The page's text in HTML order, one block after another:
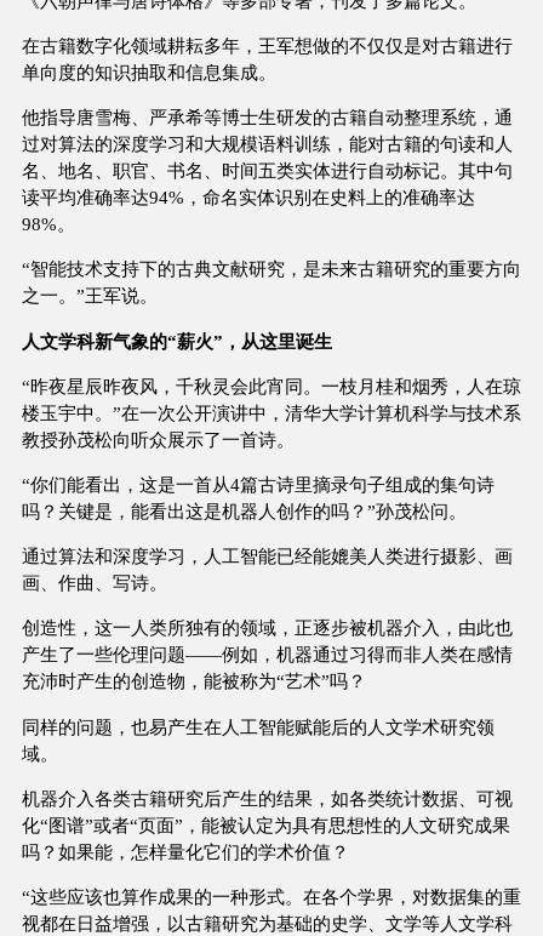
在古籍数字化领域耕耘多年，王军想做的不仅仅是对古籍进行
单向度的知识抽取和信息集成。
他指导唐雪梅、严承希等博士生研发的古籍自动整理系统，通
过对算法的深度学习和大规模语料训练，能对古籍的句读和人
名、地名、职官、书名、时间五类实体进行自动标记。其中句
读平均准确率达94%，命名实体识别在史料上的准确率达
98%。
“智能技术支持下的古典文献研究，是未来古籍研究的重要方向
之一。”王军说。
人文学科新气象的“薪火”，从这里诞生
“昨夜星辰昨夜风，千秋灵会此宵同。一枝月桂和烟秀，人在琼
楼玉宇中。”在一次公开演讲中，清华大学计算机科学与技术系
教授孙茂松向听众展示了一首诗。
“你们能看出，这是一首从4篇古诗里摘录句子组成的集句诗
吗？关键是，能看出这是机器人创作的吗？”孙茂松问。
通过算法和深度学习，人工智能已经能媲美人类进行摄影、画
画、作曲、写诗。
创造性，这一人类所独有的领域，正逐步被机器介入，由此也
产生了一些伦理问题——例如，机器通过习得而非人类在感情
充沛时产生的创造物，能被称为“艺术”吗？
同样的问题，也易产生在人工智能赋能后的人文学术研究领
域。
机器介入各类古籍研究后产生的结果，如各类统计数据、可视
化“图谱”或者“页面”，能被认定为具有思想性的人文研究成果
吗？如果能，怎样量化它们的学术价值？
“这些应该也算作成果的一种形式。在各个学界，对数据集的重
视都在日益增强，以古籍研究为基础的史学、文学等人文学科